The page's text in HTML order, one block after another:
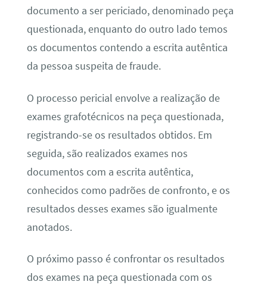
documento a ser periciado, denominado peça
questionada, enquanto do outro lado temos
os documentos contendo a escrita autêntica
da pessoa suspeita de fraude.
O processo pericial envolve a realização de
exames grafotécnicos na peça questionada,
registrando-se os resultados obtidos. Em
seguida, são realizados exames nos
documentos com a escrita autêntica,
conhecidos como padrões de confronto, e os
resultados desses exames são igualmente
anotados.
O próximo passo é confrontar os resultados
dos exames na peça questionada com os